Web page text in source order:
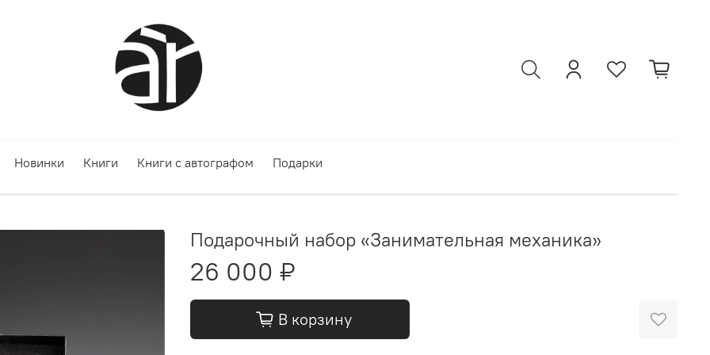
Новинки Книги Книги с автографом Подарки
Подарочный набор «Занимательная механика»
26 000 ₽
В корзину